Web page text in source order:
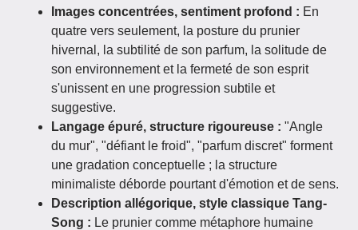
Images concentrées, sentiment profond : En
quatre vers seulement, la posture du prunier
hivernal, la subtilité de son parfum, la solitude de
son environnement et la fermeté de son esprit
s'unissent en une progression subtile et
suggestive.
Langage épuré, structure rigoureuse : "Angle
du mur", "défiant le froid", "parfum discret" forment
une gradation conceptuelle ; la structure
minimaliste déborde pourtant d'émotion et de sens.
Description allégorique, style classique Tang-
Song : Le prunier comme métaphore humaine